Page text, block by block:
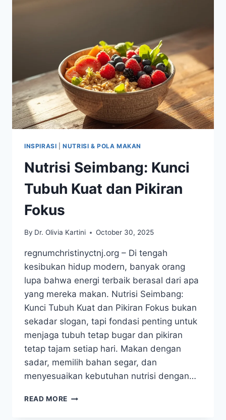
INSPIRASI |NUTRISI & POLA MAKAN
Nutrisi Seimbang: Kunci
Tubuh Kuat dan Pikiran
Fokus
By Dr. Olivia Kartini October 30, 2025
regnumchristinyctnj.org – Di tengah
kesibukan hidup modern, banyak orang
lupa bahwa energi terbaik berasal dari apa
yang mereka makan. Nutrisi Seimbang:
Kunci Tubuh Kuat dan Pikiran Fokus bukan
sekadar slogan, tapi fondasi penting untuk
menjaga tubuh tetap bugar dan pikiran
tetap tajam setiap hari. Makan dengan
sadar, memilih bahan segar, dan
menyesuaikan kebutuhan nutrisi dengan…
READ MORE NUTRISI